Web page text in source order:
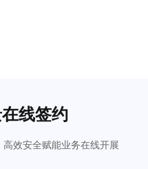
线签约
效安全赋能业务在线开展